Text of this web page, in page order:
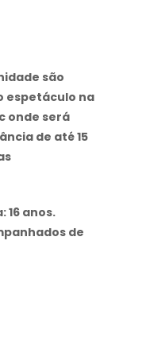
são
espetáculo na
onde será
de até 15
16 anos.
de